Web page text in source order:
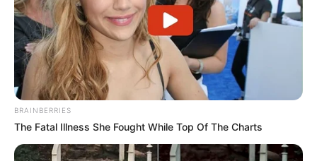
BRAINBERRIES
The Fatal Illness She Fought While Top Of The Charts